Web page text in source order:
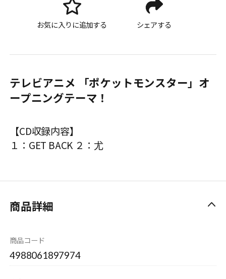
お気に入りに追加する シェアする
テレビアニメ 「ポケットモンスター」オ
ープニングテーマ！
【CD収録内容】
１：GET BACK ２：尤
商品詳細
商品コード
4988061897974